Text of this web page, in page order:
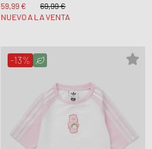
59,99 €
69,99 €
NUEVO A LA VENTA
-13%